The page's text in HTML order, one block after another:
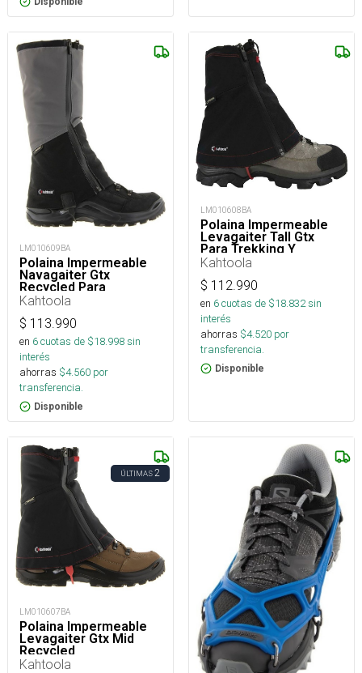
LM010609BA
Polaina Impermeable
Navagaiter Gtx
Recycled Para
Trekking, Nieve Y
Kahtoola
$ 113.990
en 6cuotas de $18.998sin
interés
ahorras $4.560 por
transferencia.
Disponible
LM010608BA
Polaina Impermeable
Levagaiter Tall Gtx
Para Trekking Y
Montaña
Kahtoola
$ 112.990
en 6cuotas de $18.832sin
interés
ahorras $4.520 por
transferencia.
Disponible
ÚLTIMAS2
LM010607BA
Polaina Impermeable
Levagaiter Gtx Mid
Recycled
Kahtoola